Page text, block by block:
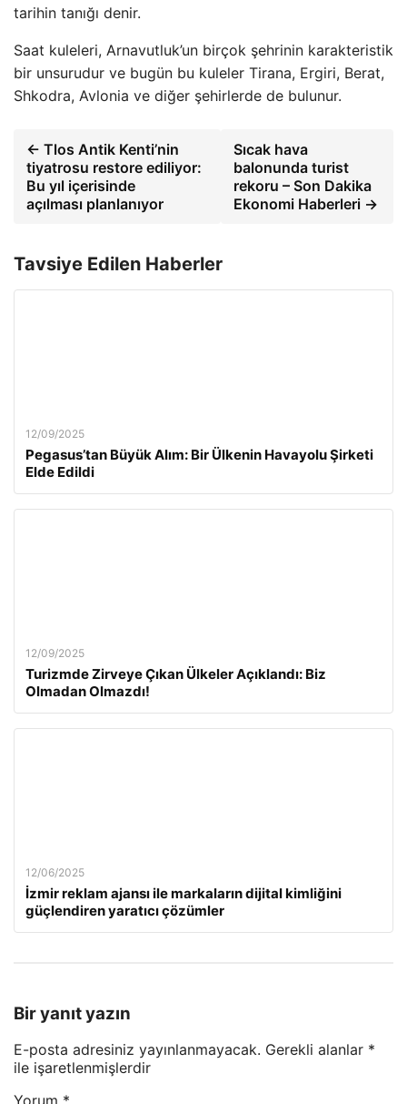
tarihin tanığı denir.
Saat kuleleri, Arnavutluk’un birçok şehrinin karakteristik
bir unsurudur ve bugün bu kuleler Tirana, Ergiri, Berat,
Shkodra, Avlonia ve diğer şehirlerde de bulunur.
← Tlos Antik Kenti’nin
tiyatrosu restore ediliyor:
Bu yıl içerisinde
açılması planlanıyor
Sıcak hava
balonunda turist
rekoru – Son Dakika
Ekonomi Haberleri →
Tavsiye Edilen Haberler
12/09/2025
Pegasus’tan Büyük Alım: Bir Ülkenin Havayolu Şirketi
Elde Edildi
12/09/2025
Turizmde Zirveye Çıkan Ülkeler Açıklandı: Biz
Olmadan Olmazdı!
12/06/2025
İzmir reklam ajansı ile markaların dijital kimliğini
güçlendiren yaratıcı çözümler
Bir yanıt yazın
E-posta adresiniz yayınlanmayacak. Gerekli alanlar *
ile işaretlenmişlerdir